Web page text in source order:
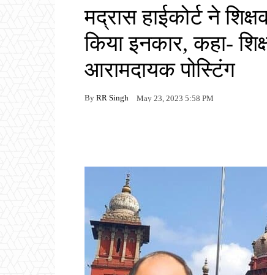
मद्रास हाईकोर्ट ने
किया इनकार, कहा-
आरामदायक पोस्टिंग
By RR Singh May 23, 2023 5:58 PM